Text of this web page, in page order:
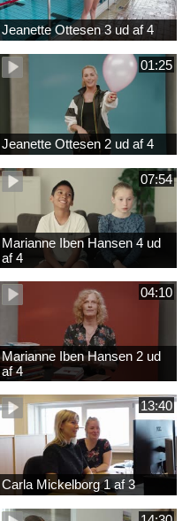
Jeanette Ottesen 3 ud af 4
01:25
Jeanette Ottesen 2 ud af 4
07:54
Marianne Iben Hansen 4 ud
af 4
04:10
Marianne Iben Hansen 2 ud
af 4
13:40
Carla Mickelborg 1 af 3